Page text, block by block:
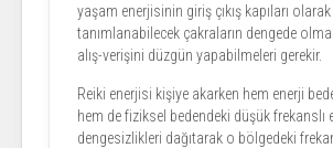
yaşam enerjisinin giriş çıkış kapıları
tanımlanabilecek çakraların dengede
alış-verişini düzgün yapabilmeleri gerekir.
Reiki enerjisi kişiye akarken hem enerji
hem de fiziksel bedendeki düşük frekanslı
dengesizlikleri dağıtarak o bölgedeki